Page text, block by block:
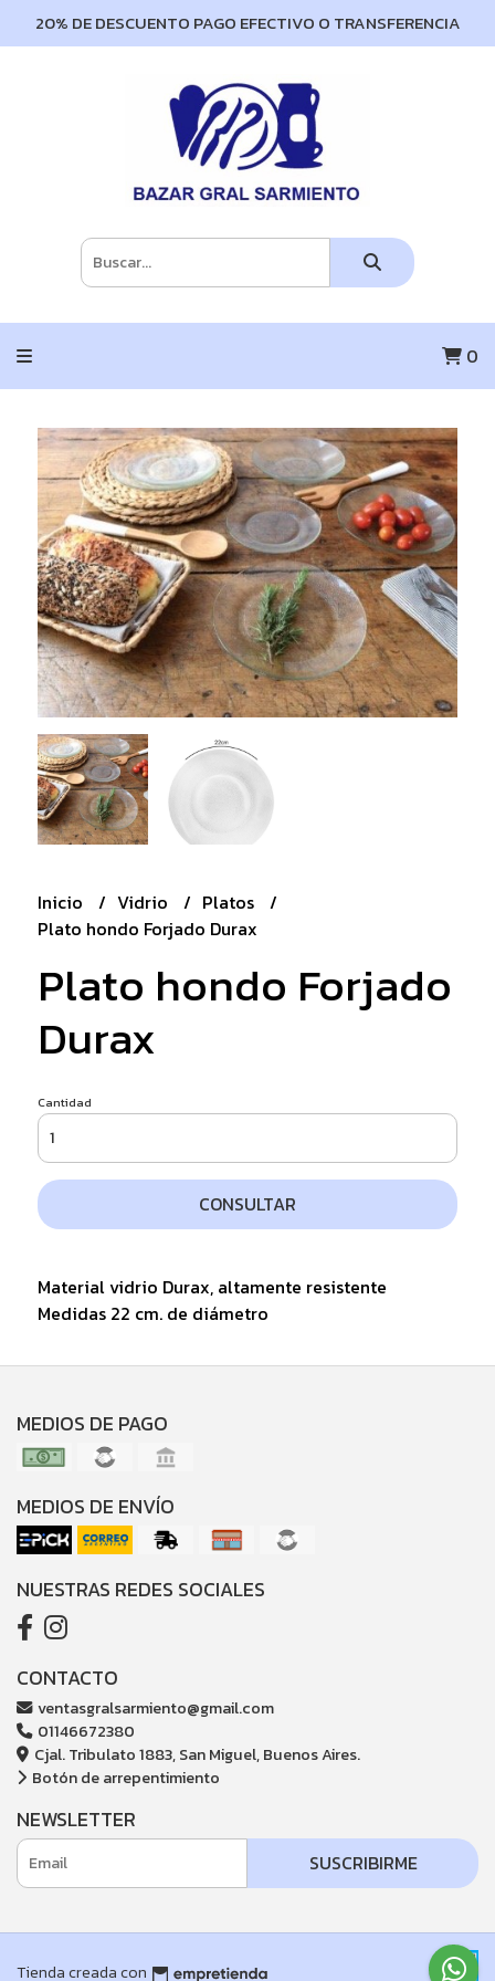
20% DE DESCUENTO PAGO EFECTIVO O TRANSFERENCIA
0
Inicio Vidrio
Platos
Plato hondo Forjado Durax
Plato hondo Forjado
Durax
Cantidad
CONSULTAR
Material vidrio Durax, altamente resistente
Medidas 22 cm. de diámetro
MEDIOS DE PAGO
MEDIOS DE ENVÍO
NUESTRAS REDES SOCIALES
CONTACTO
ventasgralsarmiento@gmail.com
01146672380
Cjal. Tribulato 1883, San Miguel, Buenos Aires.
Botón de arrepentimiento
NEWSLETTER
SUSCRIBIRME
Tienda creada con